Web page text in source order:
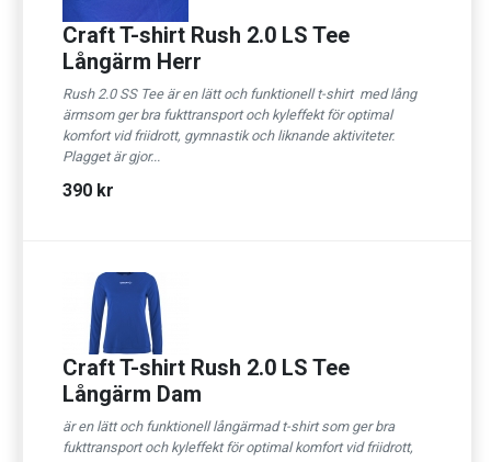
Craft T-shirt Rush 2.0 LS Tee
Långärm Herr
Rush 2.0 SS Tee är en lätt och funktionell t-shirt med lång
ärmsom ger bra fukttransport och kyleffekt för optimal
komfort vid friidrott, gymnastik och liknande aktiviteter.
Plagget är gjor...
390 kr
Craft T-shirt Rush 2.0 LS Tee
Långärm Dam
är en lätt och funktionell långärmad t-shirt som ger bra
fukttransport och kyleffekt för optimal komfort vid friidrott,